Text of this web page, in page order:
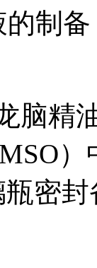
的制备
脑精
密封